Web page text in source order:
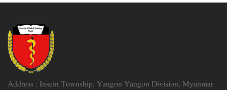
Address : Insein Township, Yangon Yangon Division, Myanmar